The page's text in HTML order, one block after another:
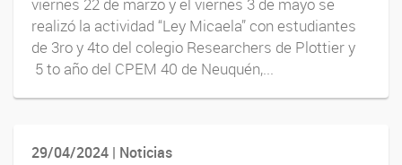
viernes 22 de marzo y el viernes 3 de mayo se
realizó la actividad “Ley Micaela” con estudiantes
de 3ro y 4to del colegio Researchers de Plottier y
5 to año del CPEM 40 de Neuquén,...
29/04/2024 | Noticias